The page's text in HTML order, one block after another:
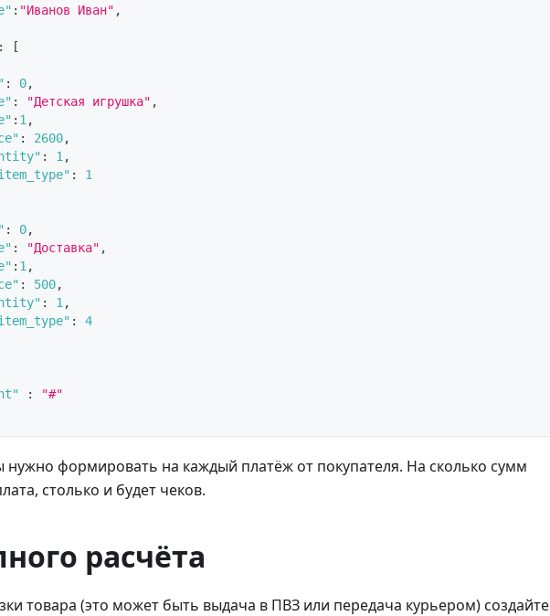
: "Иванов Иван" ,
:
[
: 0,
: "Детская игрушка" ,
: 1 ,
: 2600,
: 1 ,
:
1
: 0,
: "Доставка" ,
: 1 ,
: 500,
: 1 ,
:
4
:
"#"
нужно формировать на каждый платёж от покупателя. На сколько сумм
столько и будет чеков.
расчёта
товара (это может быть выдача в ПВЗ или передача курьером) создайте